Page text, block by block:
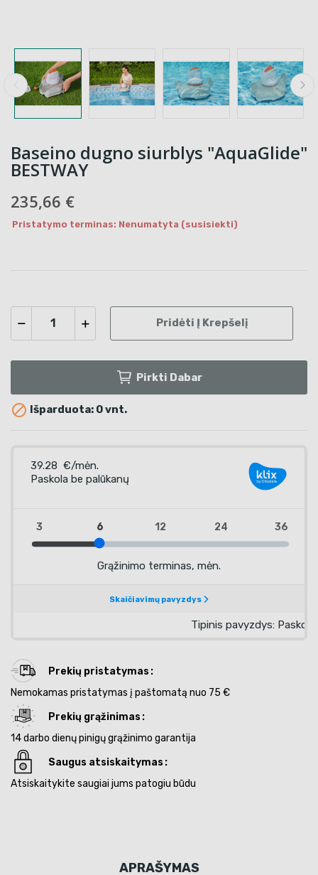
Baseino dugno siurblys "AquaGlide"
BESTWAY
235,66 €
Pristatymo terminas: Nenumatyta (susisiekti)
Pridėti Į Krepšelį
Pirkti Dabar
 Išparduota: 0 vnt.
Prekių pristatymas
Nemokamas pristatymas į paštomatą nuo 75 €
Prekių grąžinimas
14 darbo dienų pinigų grąžinimo garantija
Saugus atsiskaitymas
Atsiskaitykite saugiai jums patogiu būdu
APRAŠYMAS